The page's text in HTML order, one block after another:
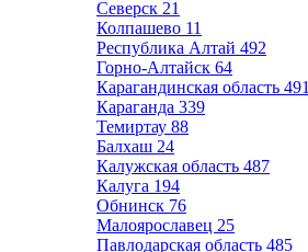
Северск 21
Колпашево 11
Республика Алтай 492
Горно-Алтайск 64
Карагандинская область 491
Караганда 339
Темиртау 88
Балхаш 24
Калужская область 487
Калуга 194
Обнинск 76
Малоярославец 25
Павлодарская область 485